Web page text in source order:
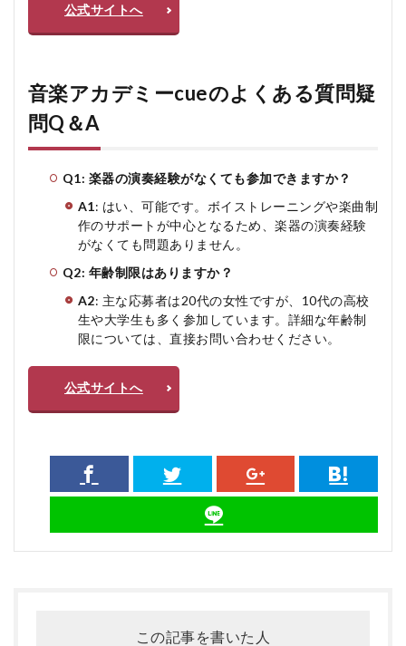
公式サイトへ
音楽アカデミーcueのよくある質問疑
問Q＆A
Q1: 楽器の演奏経験がなくても参加できますか？
A1: はい、可能です。ボイストレーニングや楽曲制
作のサポートが中心となるため、楽器の演奏経験
がなくても問題ありません。
Q2: 年齢制限はありますか？
A2: 主な応募者は20代の女性ですが、10代の高校
生や大学生も多く参加しています。詳細な年齢制
限については、直接お問い合わせください。
公式サイトへ
この記事を書いた人